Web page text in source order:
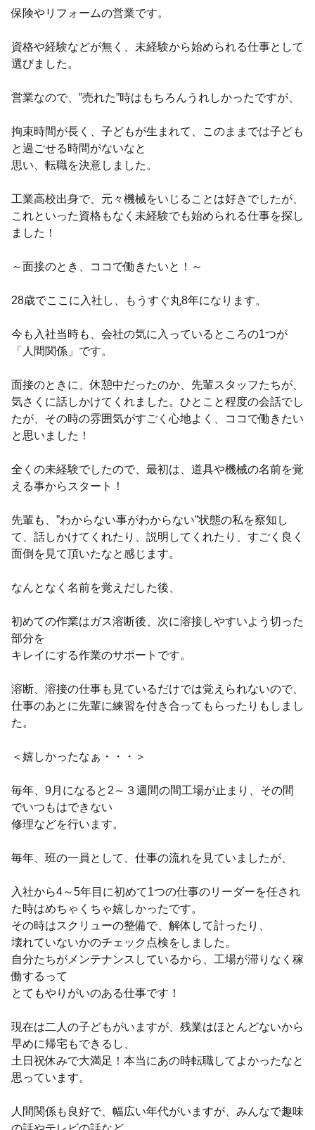
保険やリフォームの営業です。
資格や経験などが無く、未経験から始められる仕事として
選びました。
営業なので、”売れた”時はもちろんうれしかったですが、
拘束時間が長く、子どもが生まれて、このままでは子ども
と過ごせる時間がないなと
思い、転職を決意しました。
工業高校出身で、元々機械をいじることは好きでしたが、
これといった資格もなく未経験でも始められる仕事を探し
ました！
～面接のとき、ココで働きたいと！～
28歳でここに入社し、もうすぐ丸8年になります。
今も入社当時も、会社の気に入っているところの1つが
「人間関係」です。
面接のときに、休憩中だったのか、先輩スタッフたちが、
気さくに話しかけてくれました。ひとこと程度の会話でし
たが、その時の雰囲気がすごく心地よく、ココで働きたい
と思いました！
全くの未経験でしたので、最初は、道具や機械の名前を覚
える事からスタート！
先輩も、”わからない事がわからない”状態の私を察知し
て、話しかけてくれたり、説明してくれたり、すごく良く
面倒を見て頂いたなと感じます。
なんとなく名前を覚えだした後、
初めての作業はガス溶断後、次に溶接しやすいよう切った
部分を
キレイにする作業のサポートです。
溶断、溶接の仕事も見ているだけでは覚えられないので、
仕事のあとに先輩に練習を付き合ってもらったりもしまし
た。
＜嬉しかったなぁ・・・＞
毎年、9月になると2～３週間の間工場が止まり、その間
でいつもはできない
修理などを行います。
毎年、班の一員として、仕事の流れを見ていましたが、
入社から4～5年目に初めて1つの仕事のリーダーを任され
た時はめちゃくちゃ嬉しかったです。
その時はスクリューの整備で、解体して計ったり、
壊れていないかのチェック点検をしました。
自分たちがメンテナンスしているから、工場が滞りなく稼
働するって
とてもやりがいのある仕事です！
現在は二人の子どもがいますが、残業はほとんどないから
早めに帰宅もできるし、
土日祝休みで大満足！本当にあの時転職してよかったなと
思っています。
人間関係も良好で、幅広い年代がいますが、みんなで趣味